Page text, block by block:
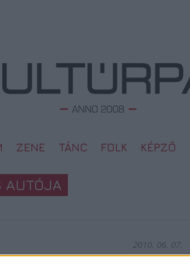
ZENE TÁNC FOLK KÉPZŐ
AUTÓJA
2010. 06. 07.